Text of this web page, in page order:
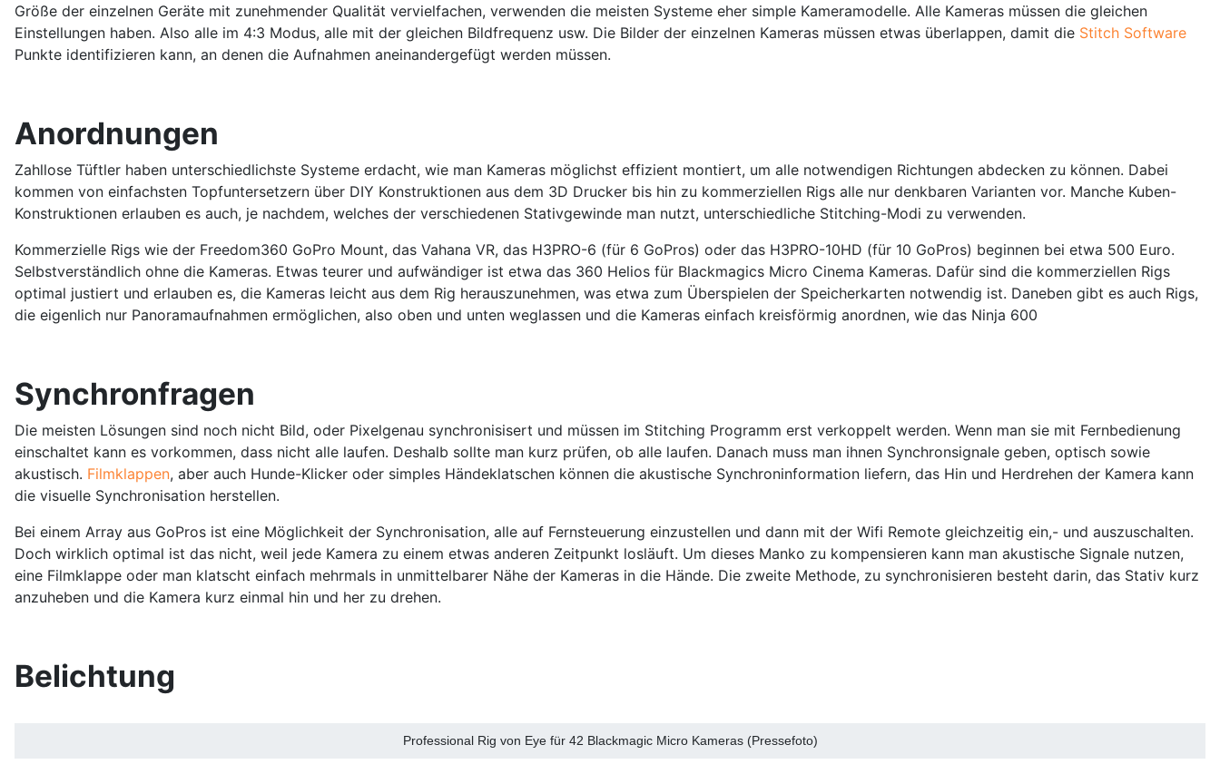
Größe der einzelnen Geräte mit zunehmender Qualität vervielfachen, verwenden die meisten Systeme eher simple Kameramodelle. Alle Kameras müssen die gleichen
Einstellungen haben. Also alle im 4:3 Modus, alle mit der gleichen Bildfrequenz usw. Die Bilder der einzelnen Kameras müssen etwas überlappen, damit die Stitch Software
Punkte identifizieren kann, an denen die Aufnahmen aneinandergefügt werden müssen.
Anordnungen
Zahllose Tüftler haben unterschiedlichste Systeme erdacht, wie man Kameras möglichst effizient montiert, um alle notwendigen Richtungen abdecken zu können. Dabei
kommen von einfachsten Topfuntersetzern über DIY Konstruktionen aus dem 3D Drucker bis hin zu kommerziellen Rigs alle nur denkbaren Varianten vor. Manche Kuben-
Konstruktionen erlauben es auch, je nachdem, welches der verschiedenen Stativgewinde man nutzt, unterschiedliche Stitching-Modi zu verwenden.
Kommerzielle Rigs wie der Freedom360 GoPro Mount, das Vahana VR, das H3PRO-6 (für 6 GoPros) oder das H3PRO-10HD (für 10 GoPros) beginnen bei etwa 500 Euro.
Selbstverständlich ohne die Kameras. Etwas teurer und aufwändiger ist etwa das 360 Helios für Blackmagics Micro Cinema Kameras. Dafür sind die kommerziellen Rigs
optimal justiert und erlauben es, die Kameras leicht aus dem Rig herauszunehmen, was etwa zum Überspielen der Speicherkarten notwendig ist. Daneben gibt es auch Rigs,
die eigenlich nur Panoramaufnahmen ermöglichen, also oben und unten weglassen und die Kameras einfach kreisförmig anordnen, wie das Ninja 600
Synchronfragen
Die meisten Lösungen sind noch nicht Bild, oder Pixelgenau synchronisisert und müssen im Stitching Programm erst verkoppelt werden. Wenn man sie mit Fernbedienung
einschaltet kann es vorkommen, dass nicht alle laufen. Deshalb sollte man kurz prüfen, ob alle laufen. Danach muss man ihnen Synchronsignale geben, optisch sowie
akustisch. Filmklappen, aber auch Hunde-Klicker oder simples Händeklatschen können die akustische Synchroninformation liefern, das Hin und Herdrehen der Kamera kann
die visuelle Synchronisation herstellen.
Bei einem Array aus GoPros ist eine Möglichkeit der Synchronisation, alle auf Fernsteuerung einzustellen und dann mit der Wifi Remote gleichzeitig ein,- und auszuschalten.
Doch wirklich optimal ist das nicht, weil jede Kamera zu einem etwas anderen Zeitpunkt losläuft. Um dieses Manko zu kompensieren kann man akustische Signale nutzen,
eine Filmklappe oder man klatscht einfach mehrmals in unmittelbarer Nähe der Kameras in die Hände. Die zweite Methode, zu synchronisieren besteht darin, das Stativ kurz
anzuheben und die Kamera kurz einmal hin und her zu drehen.
Belichtung
Professional Rig von Eye für 42 Blackmagic Micro Kameras (Pressefoto)